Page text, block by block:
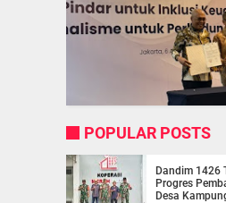
POPULAR POSTS
Dandim 1426
Progres
Desa